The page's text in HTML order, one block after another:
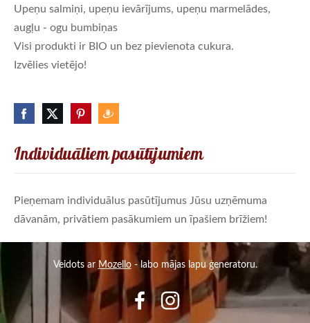
Individuāliem pasūtījumiem
Pieņemam individuālus pasūtījumus Jūsu uzņēmuma
dāvanām, privātiem pasākumiem un īpašiem brīžiem!
Upeņu salmiņi, upeņu ievārījums, upeņu marmelādes,
augļu - ogu bumbiņas
Visi produkti ir BIO un bez pievienota cukura.
Izvēlies vietējo!
Veidots ar Mozello- labo mājas lapu ģeneratoru.